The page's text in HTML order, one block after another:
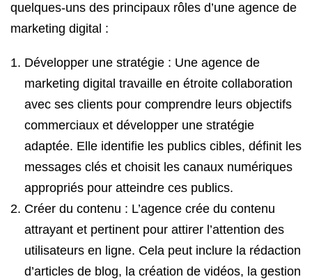
quelques-uns des principaux rôles d’une agence de
marketing digital :
Développer une stratégie : Une agence de
marketing digital travaille en étroite collaboration
avec ses clients pour comprendre leurs objectifs
commerciaux et développer une stratégie
adaptée. Elle identifie les publics cibles, définit les
messages clés et choisit les canaux numériques
appropriés pour atteindre ces publics.
Créer du contenu : L’agence crée du contenu
attrayant et pertinent pour attirer l’attention des
utilisateurs en ligne. Cela peut inclure la rédaction
d’articles de blog, la création de vidéos, la gestion